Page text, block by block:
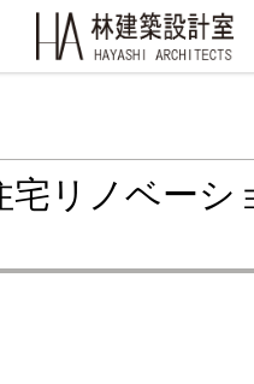
宅リノベーシ